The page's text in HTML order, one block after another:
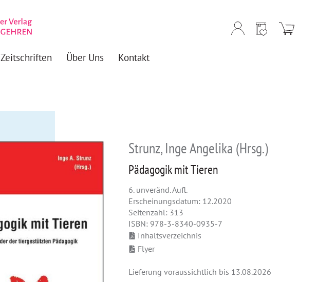
Zeitschriften Über Uns Kontakt
Strunz, Inge Angelika (Hrsg.)
Pädagogik mit Tieren
6. unveränd. Aufl.
Erscheinungsdatum: 12.2020
Seitenzahl: 313
ISBN: 978-3-8340-0935-7
Inhaltsverzeichnis
Flyer
Lieferung voraussichtlich bis 13.08.2026